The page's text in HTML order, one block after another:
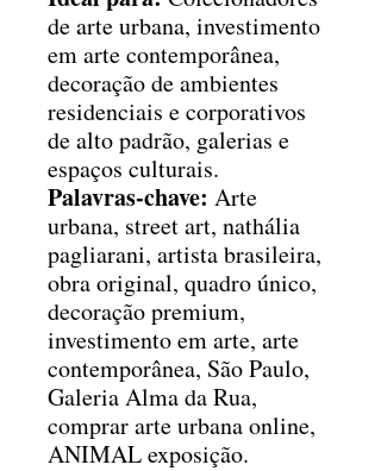
de arte urbana, investimento
em arte contemporânea,
decoração de ambientes
residenciais e corporativos
de alto padrão, galerias e
espaços culturais.
Palavras-chave: Arte
urbana, street art, nathália
pagliarani, artista brasileira,
obra original, quadro único,
decoração premium,
investimento em arte, arte
contemporânea, São Paulo,
Galeria Alma da Rua,
comprar arte urbana online,
ANIMAL exposição.